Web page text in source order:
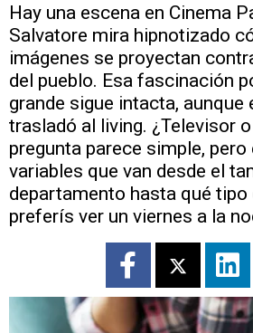
Hay una escena en Cinema
Salvatore mira hipnotizado
imágenes se proyectan
del pueblo. Esa fascinación
grande sigue intacta, aunque
trasladó al living. ¿Televisor
pregunta parece simple, pero
variables que van desde el
departamento hasta qué tipo
preferís ver un viernes a la